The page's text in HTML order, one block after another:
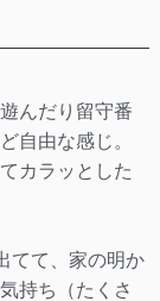
んだり留守番
自由な感じ。
カラッとした
てて、家の明か
持ち（たくさ